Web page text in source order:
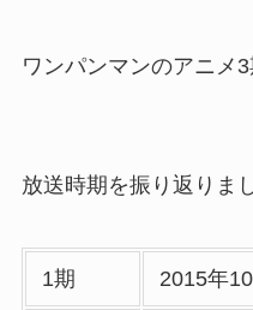
ワンパンマンのアニメ3
放送時期を振り返りま
1期 2015年